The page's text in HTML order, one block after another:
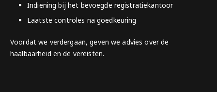
Indiening bij het bevoegde registratiekantoor
Laatste controles na goedkeuring
Voordat we verdergaan, geven we advies over de
haalbaarheid en de vereisten.